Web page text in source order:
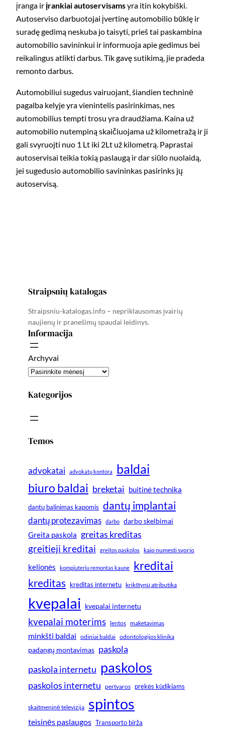
įranga ir įrankiai autoservisamsyra itin kokybiški.
Autoserviso darbuotojai įvertinę automobilio būklę ir
suradę gedimą neskuba jo taisyti, prieš tai paskambina
automobilio savininkui ir informuoja apie gedimus bei
reikalingus atlikti darbus. Tik gavę sutikimą, jie pradeda
remonto darbus.
Automobiliui sugedus vairuojant, šiandien techninė
pagalba kelyje yra vienintelis pasirinkimas, nes
automobilius tempti trosu yra draudžiama. Kaina už
automobilio nutempiną skaičiuojama už kilometražą ir ji
gali svyruojti nuo 1 Lt iki 2Lt už kilometrą. Paprastai
autoservisai teikia tokią paslaugą ir dar siūlo nuolaidą,
jei sugedusio automobilio savininkas pasirinks jų
autoservisą.
Straipsnių katalogas
Straipsniu-katalogas.info – nepriklausomas įvairių
naujienų ir pranešimų spaudai leidinys.
Informacija
Archyvai
Kategorijos
Temos
advokatai advokatų kontora baldai
biuro baldai breketai buitinė technika
dantų balinimas kapomis dantų implantai
dantų protezavimas darbo darbo skelbimai
Greita paskola greitas kreditas
greitieji kreditai greitos paskolos kaip numesti svorio
kelionės kompiuteriu remontas kaune kreditai
kreditas kreditas internetu krikštynų atributika
kvepalai kvepalai internetu
kvepalai moterims lentos maketavimas
minkšti baldai odiniai baldai odontologijos klinika
padangų montavimas paskola
paskola internetu paskolos
paskolos internetu pertvaros prekės kūdikiams
skaitmeninė televizija spintos
teisinės paslaugos Transporto birža